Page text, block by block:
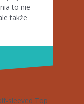
to nie
także